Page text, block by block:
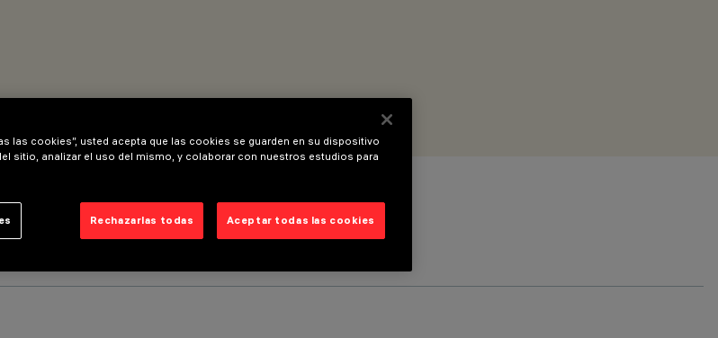
las cookies”, usted acepta que las cookies se guarden en su dispositivo
sitio, analizar el uso del mismo, y colaborar con nuestros estudios para
Rechazarlas todas Aceptar todas las cookies